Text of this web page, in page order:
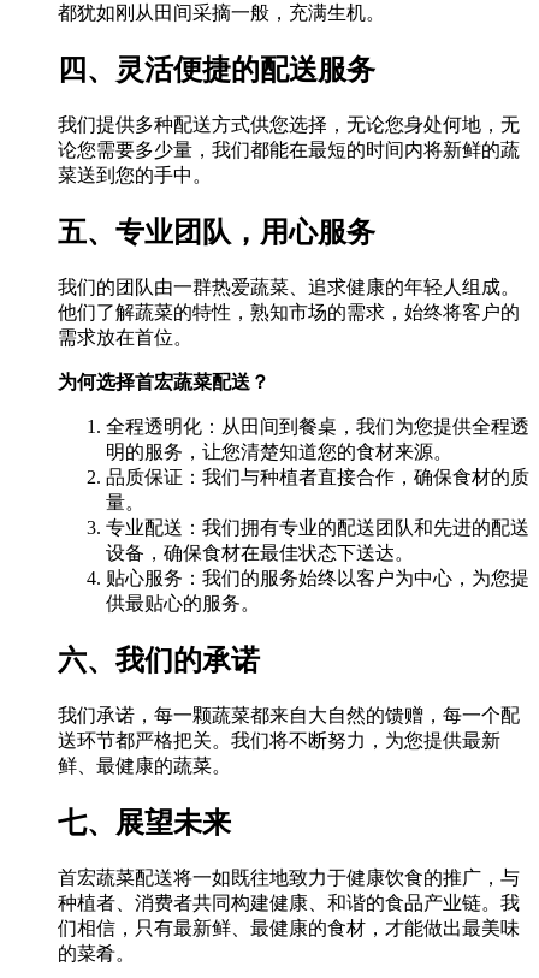
都犹如刚从田间采摘一般，充满生机。
四、灵活便捷的配送服务
我们提供多种配送方式供您选择，无论您身处何地，无
论您需要多少量，我们都能在最短的时间内将新鲜的蔬
菜送到您的手中。
五、专业团队，用心服务
我们的团队由一群热爱蔬菜、追求健康的年轻人组成。
他们了解蔬菜的特性，熟知市场的需求，始终将客户的
需求放在首位。
为何选择首宏蔬菜配送？
全程透明化：从田间到餐桌，我们为您提供全程透
明的服务，让您清楚知道您的食材来源。
品质保证：我们与种植者直接合作，确保食材的质
量。
专业配送：我们拥有专业的配送团队和先进的配送
设备，确保食材在最佳状态下送达。
贴心服务：我们的服务始终以客户为中心，为您提
供最贴心的服务。
六、我们的承诺
我们承诺，每一颗蔬菜都来自大自然的馈赠，每一个配
送环节都严格把关。我们将不断努力，为您提供最新
鲜、最健康的蔬菜。
七、展望未来
首宏蔬菜配送将一如既往地致力于健康饮食的推广，与
种植者、消费者共同构建健康、和谐的食品产业链。我
们相信，只有最新鲜、最健康的食材，才能做出最美味
的菜肴。